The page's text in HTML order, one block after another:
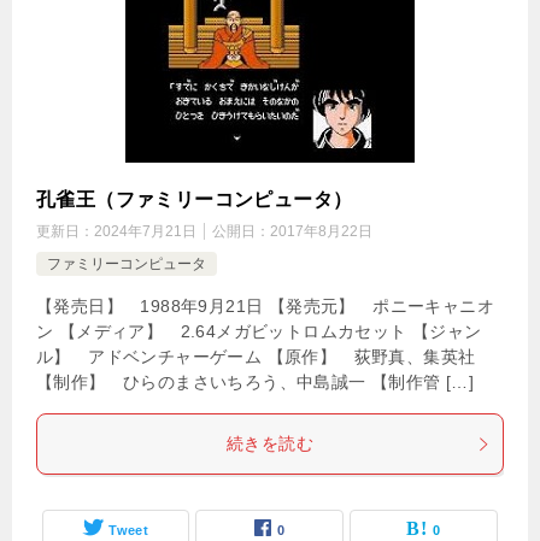
孔雀王（ファミリーコンピュータ）
更新日： 2024年7月21日 公開日： 2017年8月22日
ファミリーコンピュータ
【発売日】 1988年9月21日 【発売元】 ポニーキャニオ
ン 【メディア】 2.64メガビットロムカセット 【ジャン
ル】 アドベンチャーゲーム 【原作】 荻野真、集英社
【制作】 ひらのまさいちろう、中島誠一 【制作管 […]
続きを読む
Tweet 0 0